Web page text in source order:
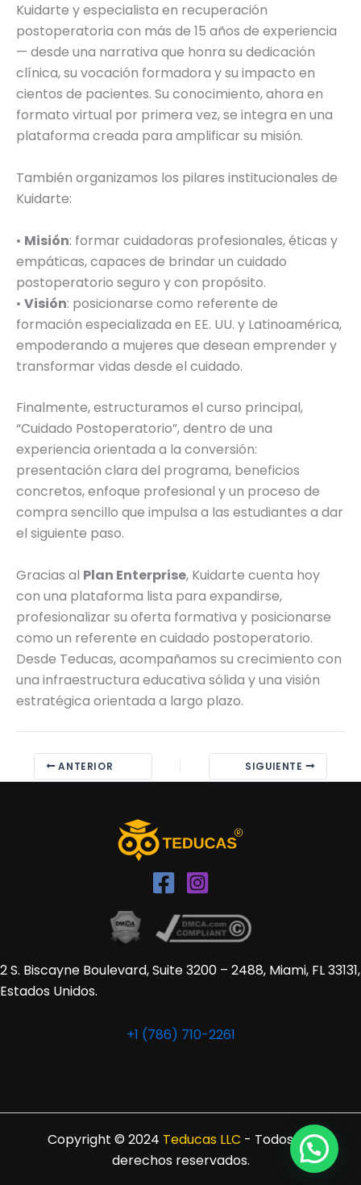
Kuidarte y especialista en recuperación
postoperatoria con más de 15 años de experiencia
— desde una narrativa que honra su dedicación
clínica, su vocación formadora y su impacto en
cientos de pacientes. Su conocimiento, ahora en
formato virtual por primera vez, se integra en una
plataforma creada para amplificar su misión.
También organizamos los pilares institucionales de
Kuidarte:
• Misión: formar cuidadoras profesionales, éticas y
empáticas, capaces de brindar un cuidado
postoperatorio seguro y con propósito.
• Visión: posicionarse como referente de
formación especializada en EE. UU. y Latinoamérica,
empoderando a mujeres que desean emprender y
transformar vidas desde el cuidado.
Finalmente, estructuramos el curso principal,
“Cuidado Postoperatorio”, dentro de una
experiencia orientada a la conversión:
presentación clara del programa, beneficios
concretos, enfoque profesional y un proceso de
compra sencillo que impulsa a las estudiantes a dar
el siguiente paso.
Gracias al Plan Enterprise, Kuidarte cuenta hoy
con una plataforma lista para expandirse,
profesionalizar su oferta formativa y posicionarse
como un referente en cuidado postoperatorio.
Desde Teducas, acompañamos su crecimiento con
una infraestructura educativa sólida y una visión
estratégica orientada a largo plazo.
ANTERIOR SIGUIENTE
2 S. Biscayne Boulevard, Suite 3200 – 2488, Miami, FL 33131,
Estados Unidos.
+1 (786) 710-2261
Copyright © 2024 Teducas LLC - Todos los
derechos reservados.